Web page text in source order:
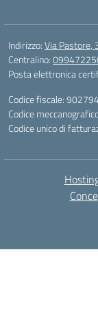
Indirizzo:Via Pastore,
Centralino:
Posta elettronica
Codice fiscale:
Codice
Codice unico di